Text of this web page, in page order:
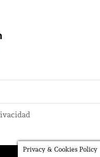
Privacy & Cookies Policy